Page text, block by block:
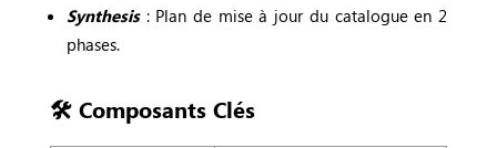
Synthesis: Plan de mise à jour du catalogue en 2
phases.
🛠️ Composants Clés